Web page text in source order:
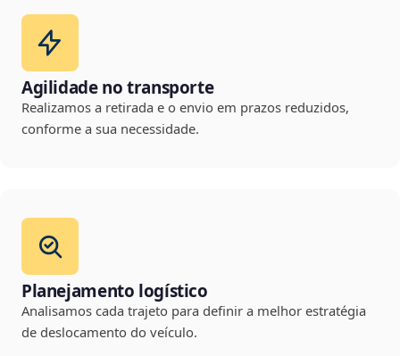
Agilidade no transporte
Realizamos a retirada e o envio em prazos reduzidos,
conforme a sua necessidade.
Planejamento logístico
Analisamos cada trajeto para definir a melhor estratégia
de deslocamento do veículo.